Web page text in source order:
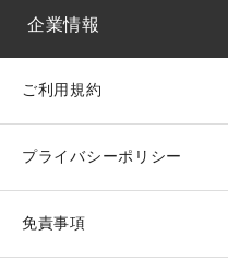
企業情報
ご利用規約
プライバシーポリシー
免責事項